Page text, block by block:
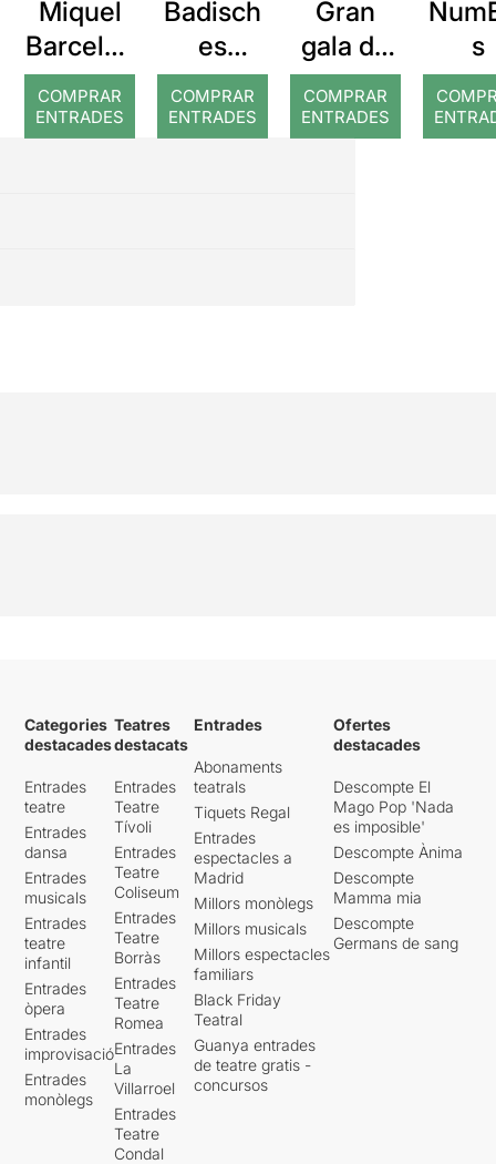
Miquel
Barcelon
a: Rojos
COMPRAR
ENTRADES
Badisch
es
Staatsba
llett
Karlsruh
COMPRAR
ENTRADES
Gran
gala de
dansa
COMPRAR
ENTRADES
s
Categories
destacades
Entrades
teatre
Entrades
dansa
Entrades
musicals
Entrades
teatre
infantil
Entrades
òpera
Entrades
improvisació
Entrades
monòlegs
Teatres
destacats
Entrades
Teatre
Tívoli
Entrades
Teatre
Coliseum
Entrades
Teatre
Borràs
Entrades
Teatre
Romea
Entrades
La
Villarroel
Entrades
Teatre
Condal
Entrades
Abonaments
teatrals
Tiquets Regal
Entrades
espectacles a
Madrid
Millors monòlegs
Millors musicals
Millors espectacles
familiars
Black Friday
Teatral
Guanya entrades
de teatre gratis -
concursos
Ofertes
destacades
Descompte El
Mago Pop 'Nada
es imposible'
Descompte Ànima
Descompte
Mamma mia
Descompte
Germans de sang